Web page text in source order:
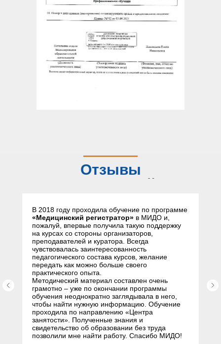
Отзывы
слушателей
В 2018 году проходила обучение по программе
«Медицинский регистратор» в МИДО и,
пожалуй, впервые получила такую поддержку
на курсах со стороны организаторов,
преподавателей и куратора. Всегда
чувствовалась заинтересованность
педагогического состава курсов, желание
передать как можно больше своего
практического опыта.
Методический материал составлен очень
грамотно – уже по окончании программы
обучения неоднократно заглядывала в него,
чтобы найти нужную информацию. Обучение
проходила по направлению «Центра
занятости». Полученные знания и
свидетельство об образовании без труда
позволили мне найти работу. Спасибо МИДО!